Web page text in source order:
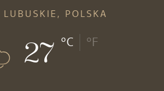
LUBUSKIE, POLSKA
27 °C °F